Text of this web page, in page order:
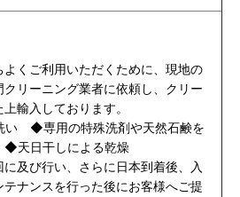
よくご利用いただくために、現地の
クリーニング業者に依頼し、クリー
輸入しております。
い ◆専用の特殊洗剤や天然石鹸を
天日干しによる乾燥
に及び行い、さらに日本到着後、入
ナンスを行った後にお客様へご提